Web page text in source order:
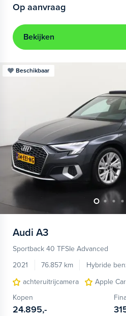
Op aanvraag
Bekijken
Beschikbaar
Audi A3
Sportback 40 TFSIe Advanced
2021
76.857 km Hybride
achteruitrijcamera
Apple
Kopen
24.895,-